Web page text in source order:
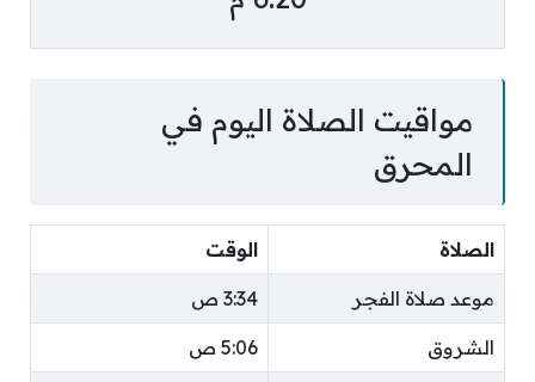
مواقيت الصلاة اليوم في
المحرق
الصلاة الوقت
موعد صلاة الفجر 3:34 ص
الشروق 5:06 ص